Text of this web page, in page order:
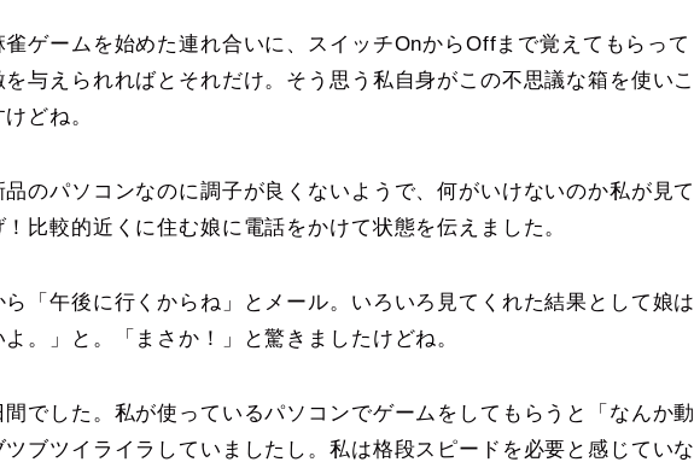
ゲームを始めた連れ合いに、スイッチOnからOffまで覚えてもらって
与えられればとそれだけ。そう思う私自身がこの不思議な箱を使いこ
どね。
のパソコンなのに調子が良くないようで、何がいけないのか私が見て
！比較的近くに住む娘に電話をかけて状態を伝えました。
「午後に行くからね」とメール。いろいろ見てくれた結果として娘は
よ。」と。「まさか！」と驚きましたけどね。
でした。私が使っているパソコンでゲームをしてもらうと「なんか動
ブツイライラしていましたし。私は格段スピードを必要と感じていな